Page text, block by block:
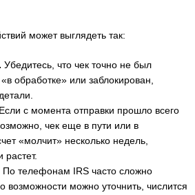
может выглядеть так:
Убедитесь, что чек точно не был
обработке» или заблокирован,
Если с момента отправки прошло всего
чек еще в пути или в
«молчит» несколько недель,
растет.
По телефонам IRS часто сложно
возможности можно уточнить, числится